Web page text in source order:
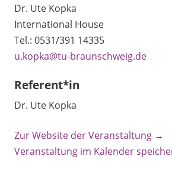
Dr. Ute Kopka
International House
Tel.: 0531/391 14335
u.kopka@tu-braunschweig.de
Referent*in
Dr. Ute Kopka
Zur Website der Veranstaltung →
Veranstaltung im Kalender